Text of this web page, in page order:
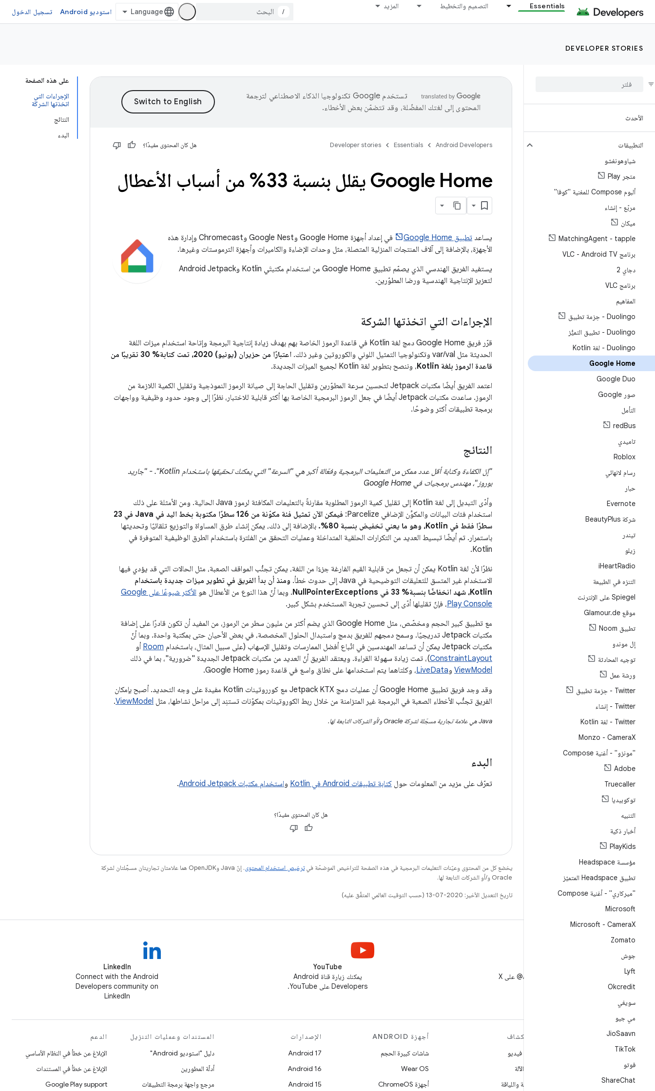
Essentials التصميم والتخطيط المزيد
/ استوديو Android تسجيل الدخول
DEVELOPER STORIES
الأحدث
التطبيقات
شياوهونغشو
متجر Play
ألبوم Compose للمغنية "كوفا"
مربّع - إنشاء
ميكان
MatchingAgent - tapple
برنامج VLC - Android TV
دجاي 2
برنامج VLC
المفاهيم
Duolingo - حِزمة تطبيق
Duolingo - تطبيق التميُّز
Duolingo - لغة Kotlin
Google Home
Google Duo
صور Google‏‏
التأمل
redBus
تاميدي
Roblox
رسام لانهائي
حبار
Evernote
شركة Beauty Plus
تيندر
زيلو
iHeartRadio
التنزه في الطبيعة
Spiegel على الإنترنت
موقع Glamour
.de
تطبيق Noom
إل موندو
توجيه المحادثة
ورشة عمل
Twitter - حِزمة تطبيق
Twitter - إنشاء
Twitter - لغة Kotlin
Monzo - CameraX
"مونزو" - أغنية Compose
Adobe
Truecaller
توكوبيديا
التنبيه
أخبار ذكية
PlayKids
مؤسسة Headspace
تطبيق Headspace المتميّز
"ميركاري" - أغنية Compose
Microsoft
Microsoft - CameraX
Zomato
جوش
Lyft
Okcredit
سويغي
مي جيو
JioSaavn
TikTok
فوتو
ShareChat
على هذه الصفحة
الإجراءات التي
اتخذتها الشركة
النتائج
البدء
تستخدم Google تكنولوجيا الذكاء الاصطناعي لترجمة
المحتوى إلى لغتك المفضّلة، وقد تتضمّن بعض الأخطاء.
Android Developers
Essentials
Developer stories هل كان المحتوى مفيدًا؟
Google Home يقلل بنسبة 33% من أسباب الأعطال
يساعد تطبيق Google Home
في إعداد أجهزة Google Home وGoogle Nest وChromecast وإدارة هذه
الأجهزة، بالإضافة إلى آلاف المنتجات المنزلية المتصلة، مثل وحدات الإضاءة والكاميرات وأجهزة الترموستات وغيرها.
يستفيد الفريق الهندسي الذي يصمّم تطبيق Google Home من استخدام مكتبتَي Kotlin وAndroid Jetpack
لتعزيز الإنتاجية الهندسية ورضا المطوّرين.
الإجراءات التي اتخذتها الشركة
قرّر فريق Google Home دمج لغة Kotlin في قاعدة الرموز الخاصة بهم بهدف زيادة إنتاجية البرمجة وإتاحة استخدام ميزات اللغة
الحديثة مثل var/val وتكنولوجيا التمثيل اللوني والكوروتين وغير ذلك.
اعتبارًا من حزيران (يونيو) 2020، تمت كتابة% 30 تقريبًا من
قاعدة الرموز بلغة Kotlin
، وننصح بتطوير لغة Kotlin لجميع الميزات الجديدة.
اعتمد الفريق أيضًا مكتبات Jetpack لتحسين سرعة المطوّرين وتقليل الحاجة إلى صيانة الرموز النموذجية وتقليل الكمية اللازمة من
الرموز. ساعدت مكتبات Jetpack أيضًا في جعل الرموز البرمجية الخاصة بها أكثر قابلية للاختبار، نظرًا إلى وجود حدود وظيفية وواجهات
برمجة تطبيقات أكثر وضوحًا.
النتائج
"إنّ الكفاءة وكتابة أقل عدد ممكن من التعليمات البرمجية وفعّالة أكبر هي "السرعة" التي يمكنك تحقيقها باستخدام Kotlin". - "جاريد
بوروز"، مهندس برمجيات في Google Home
وأدّى التبديل إلى لغة Kotlin إلى تقليل كمية الرموز المطلوبة مقارنةً بالتعليمات المكافئة لرموز Java الحالية. ومن الأمثلة على ذلك
استخدام فئات البيانات والمكوِّن الإضافي Parcelize:
فيمكن الآن تمثيل فئة مكوّنة من 126 سطرًا مكتوبة بخط اليد في Java في 23
سطرًا فقط في Kotlin، وهو ما يعني تخفيض بنسبة 80%.
بالإضافة إلى ذلك، يمكن إنشاء طرق المساواة والتوزيع تلقائيًا وتحديثها
باستمرار. تم أيضًا تبسيط العديد من التكرارات الحلقية المتداخلة وعمليات التحقق من الفلترة باستخدام الطرق الوظيفية المتوفرة في
Kotlin.
نظرًا لأن لغة Kotlin يمكن أن تجعل من قابلية القيم الفارغة جزءًا من اللغة، يمكن تجنُّب المواقف الصعبة، مثل الحالات التي قد يؤدي فيها
الاستخدام غير المتسق للتعليقات التوضيحية في Java إلى حدوث خطأ.
ومنذ أن بدأ الفريق في تطوير ميزات جديدة باستخدام
Kotlin، شهد انخفاضًا بنسبة% 33 في NullPointerExceptions
. وبما أنّ هذا النوع من الأعطال هو
الأكثر شيوعًا على Google
Play Console، فإنّ تقليلها أدّى إلى تحسين تجربة المستخدم بشكل كبير.
مع تطبيق كبير الحجم ومخصّص، مثل Google Home الذي يضم أكثر من مليون سطر من الرموز، من المفيد أن تكون قادرًا على إضافة
مكتبات Jetpack تدريجيًا. وسمح دمجهم للفريق بدمج واستبدال الحلول المخصصة، في بعض الأحيان حتى بمكتبة واحدة. وبما أنّ
مكتبات Jetpack يمكن أن تساعد المهندسين في اتّباع أفضل الممارسات وتقليل الإسهاب (على سبيل المثال، باستخدام
Room أو
ConstraintLayout)، تمت زيادة سهولة القراءة. ويعتقد الفريق أنّ العديد من مكتبات Jetpack الجديدة "ضرورية"، بما في ذلك
ViewModel وLiveData، وكلتاهما يتم استخدامها على نطاق واسع في قاعدة رموز Google Home.
وقد وجد فريق تطبيق Google Home أن عمليات دمج Jetpack KTX مع كورروتينات Kotlin مفيدة على وجه التحديد. أصبح بإمكان
الفريق تجنُّب الأخطاء الصعبة في البرمجة غير المتزامنة من خلال ربط الكوروتينات بمكوّنات تستنِد إلى مراحل نشاطها، مثل ViewModel
.
Java هي علامة تجارية مسجّلة لشركة Oracle و/أو الشركات التابعة لها.
البدء
تعرّف على مزيد من المعلومات حول كتابة تطبيقات Android في Kotlin واستخدام مكتبات Android Jetpack .
هل كان المحتوى مفيدًا؟
يخضع كل من المحتوى وعيّنات التعليمات البرمجية في هذه الصفحة للتراخيص الموضحّة فيترخيص استخدام المحتوى
. إنّ Java وOpenJDK هما علامتان تجاريتان مسجَّلتان لشركة
Oracle و/أو الشركات التابعة لها.
تاريخ التعديل الأخير: 2020-07-13 (حسب التوقيت العالمي المتفَّق عليه)
YouTube
يمكنك زيارة قناة Android
Developers على YouTube.
LinkedIn
Connect with the Android
Developers community on
LinkedIn
مزيد من المعلومات حول نظام
التشغيل ANDROID
Android
Android for Enterprise
استكشاف
ألعاب فيديو
تعلُم الآلة
الصحة واللياقة
أجهزة ANDROID
شاشات كبيرة الحجم
Wear OS
أجهزة ChromeOS
الإصدارات
Android 17
Android 16
Android 15
المستندات وعمليات التنزيل
دليل "استوديو Android"
أدلّة المطورين
مرجع واجهة برمجة التطبيقات
الدعم
الإبلاغ عن خطأ في النظام الأساسي
الإبلاغ عن خطأ في المستندات
Google Play support